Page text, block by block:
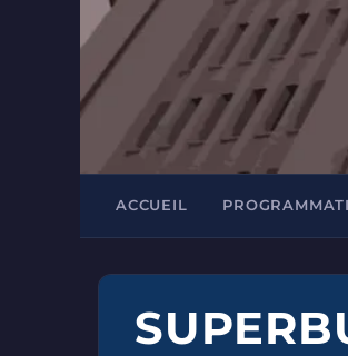
ACCUEIL